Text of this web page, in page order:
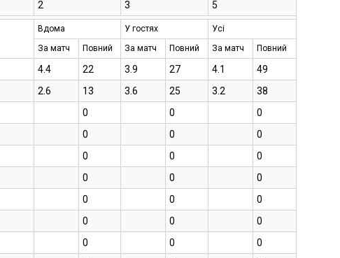
2 3 5
Вдома У гостях
Усі
За матч
Повний За матч Повний За матч Повний
4.4 22 3.9 27 4.1
49
2.6 13 3.6 25 3.2
38
0 0
0
0 0
0
0 0
0
0 0
0
0 0
0
0 0
0
0 0
0